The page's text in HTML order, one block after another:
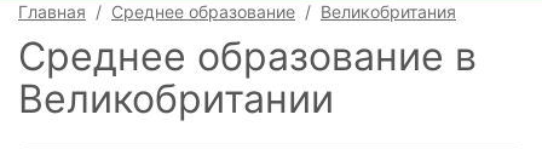
Каникулы для детей
Школьные обмены
Главная Среднее образование Великобритания
Среднее образование в
Великобритании